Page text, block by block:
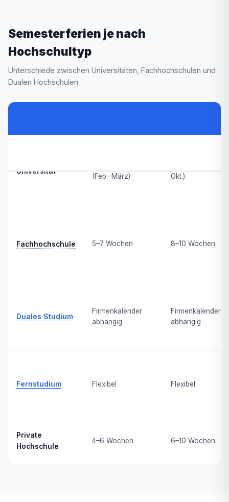
Semesterferien je nach
Hochschultyp
Unterschiede zwischen Universitäten, Fachhochschulen und
Dualen Hochschulen
Universität
(Feb.–März)
Okt.)
Fachhochschule 5–7 Wochen 8–10 Wochen
Duales Studium
Firmenkalender
abhängig
Firmenkalender
abhängig
Fernstudium Flexibel Flexibel
Private
Hochschule
4–6 Wochen 6–10 Wochen